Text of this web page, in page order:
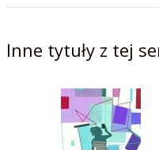
Inne tytuły z tej